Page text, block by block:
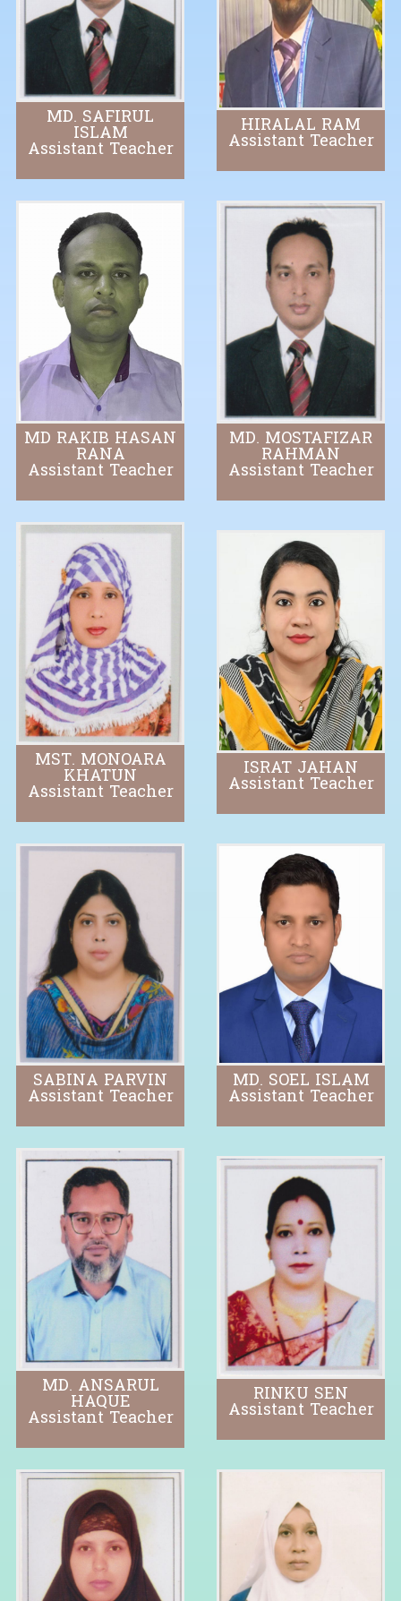
MD. SAFIRUL
ISLAM
Assistant Teacher
HIRALAL RAM
Assistant Teacher
MD RAKIB HASAN
RANA
Assistant Teacher
MD. MOSTAFIZAR
RAHMAN
Assistant Teacher
MST. MONOARA
KHATUN
Assistant Teacher
ISRAT JAHAN
Assistant Teacher
SABINA PARVIN
Assistant Teacher
MD. SOEL ISLAM
Assistant Teacher
MD. ANSARUL
HAQUE
Assistant Teacher
RINKU SEN
Assistant Teacher